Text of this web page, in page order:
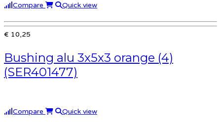
Compare Quick view
€ 10,25
Bushing alu 3x5x3 orange (4)
(SER401477)
Compare Quick view